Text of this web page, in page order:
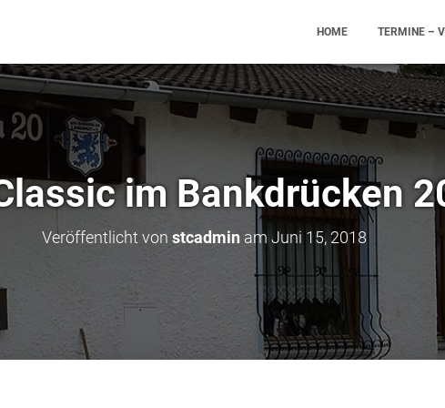
HOME TERMINE –
im Bankdrücken
Veröffentlicht von stcadminam Juni 15, 2018